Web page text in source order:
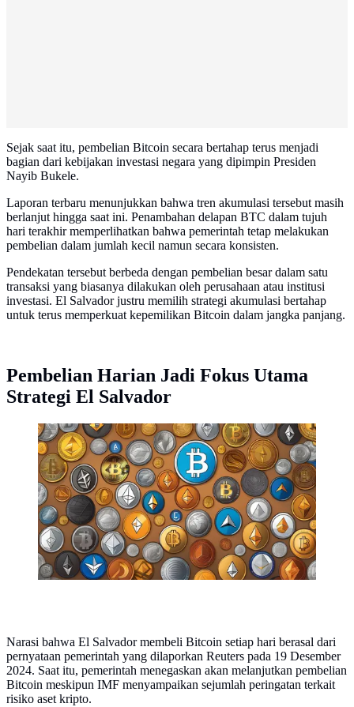
Sejak saat itu, pembelian Bitcoin secara bertahap terus menjadi
bagian dari kebijakan investasi negara yang dipimpin Presiden
Nayib Bukele.
Laporan terbaru menunjukkan bahwa tren akumulasi tersebut masih
berlanjut hingga saat ini. Penambahan delapan BTC dalam tujuh
hari terakhir memperlihatkan bahwa pemerintah tetap melakukan
pembelian dalam jumlah kecil namun secara konsisten.
Pendekatan tersebut berbeda dengan pembelian besar dalam satu
transaksi yang biasanya dilakukan oleh perusahaan atau institusi
investasi. El Salvador justru memilih strategi akumulasi bertahap
untuk terus memperkuat kepemilikan Bitcoin dalam jangka panjang.
Pembelian Harian Jadi Fokus Utama
Strategi El Salvador
Ilustrasi aset kripto. El Salvador tetap membeli Bitcoin
setiap hari. Cadangan BTC negara itu bertambah 8 koin
dalam sepekan. (Foto By AI)
Narasi bahwa El Salvador membeli Bitcoin setiap hari berasal dari
pernyataan pemerintah yang dilaporkan Reuters pada 19 Desember
2024. Saat itu, pemerintah menegaskan akan melanjutkan pembelian
Bitcoin meskipun IMF menyampaikan sejumlah peringatan terkait
risiko aset kripto.